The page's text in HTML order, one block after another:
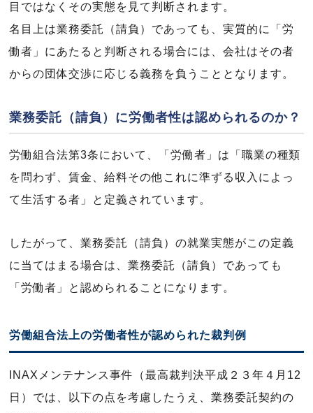
目ではなくその実態を見て判断されます。
名目上は業務委託（請負）であっても、実質的に「労
働者」にあたると判断される場合には、会社はその者
からの団体交渉に応じる義務を負うこととなります。
業務委託（請負）に労働者性は認められるのか？
労働組合法第3条において、「労働者」は「職業の種類
を問わず、賃金、給料その他これに準ずる収入によっ
て生活する者」と定義されています。
したがって、業務委託（請負）の就業実態がこの定義
に当てはまる場合は、業務委託（請負）であっても
「労働者」と認められることになります。
労働組合法上の労働者性が認められた裁判例
INAXメンテナンス事件（最高裁判決平成２３年４月12
日）では、以下の点を考慮したうえ、業務委託契約の